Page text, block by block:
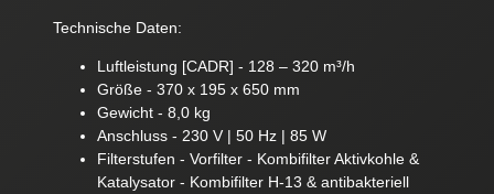
Technische Daten:
Luftleistung [CADR] - 128 – 320 m³/h
Größe - 370 x 195 x 650 mm
Gewicht - 8,0 kg
Anschluss - 230 V | 50 Hz | 85 W
Filterstufen - Vorfilter - Kombifilter Aktivkohle &
Katalysator - Kombifilter H-13 & antibakteriell